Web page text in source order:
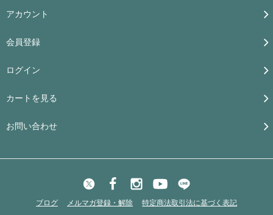
アカウント
会員登録
ログイン
カートを見る
お問い合わせ
ブログ メルマガ登録・解除 特定商法取引法に基づく表記